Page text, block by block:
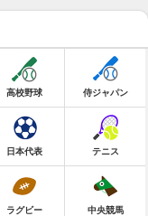
高校野球 侍ジャパン
日本代表 テニス
ラグビー 中央競馬